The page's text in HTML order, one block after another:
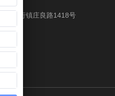
区庄行镇庄良路1418号